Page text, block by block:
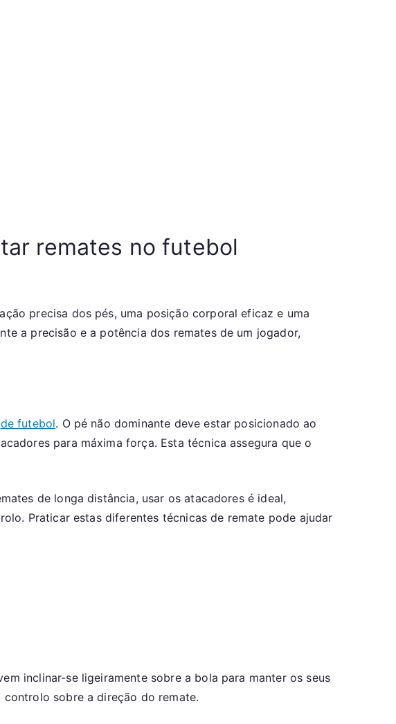
remates no futebol
precisa dos pés, uma posição corporal eficaz e uma
a precisão e a potência dos remates de um jogador,
de futebol. O pé não dominante deve estar posicionado ao
para máxima força. Esta técnica assegura que o
de longa distância, usar os atacadores é ideal,
Praticar estas diferentes técnicas de remate pode ajudar
inclinar-se ligeiramente sobre a bola para manter os seus
sobre a direção do remate.